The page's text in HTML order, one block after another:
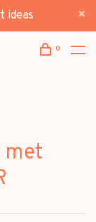
ideas
0
met